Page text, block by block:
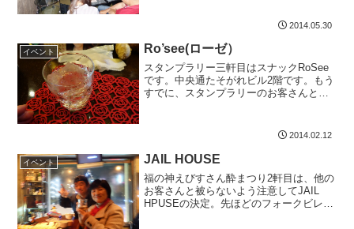
す。でも、ある意味、気になることが解
2014.05.30
イベント Ro’see(ローゼ）
スタンプラリー三軒目はスナックRoSee
です。中央通たそがれビル2階です。もう
すでに、スタンプラリーのお客さんと仲
す。僕はどこでも酔っぱらい者です。た
2014.02.12
イベント JAIL HOUSE
福の神えびすさん酔まつり2軒目は、他の
お客さんと被らないよう注意してJAIL
HPUSEの決定。先ほどのフォークビレッ